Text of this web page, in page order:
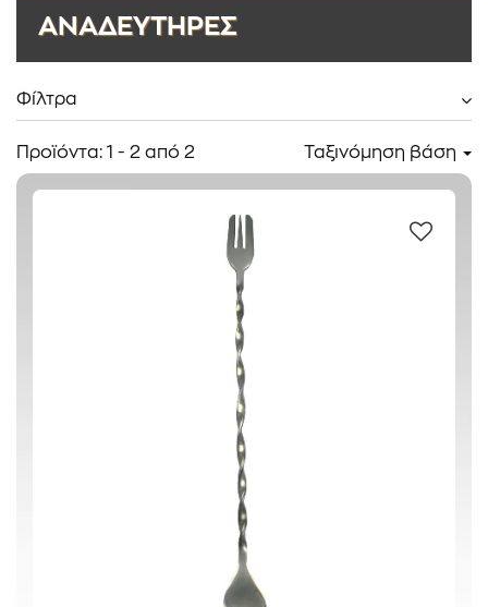
Κατηγορίες
ΑΝΑΔΕΥΤΗΡΕΣ
Φίλτρα
Προϊόντα: 1 - 2 από 2 Ταξινόμηση βάση